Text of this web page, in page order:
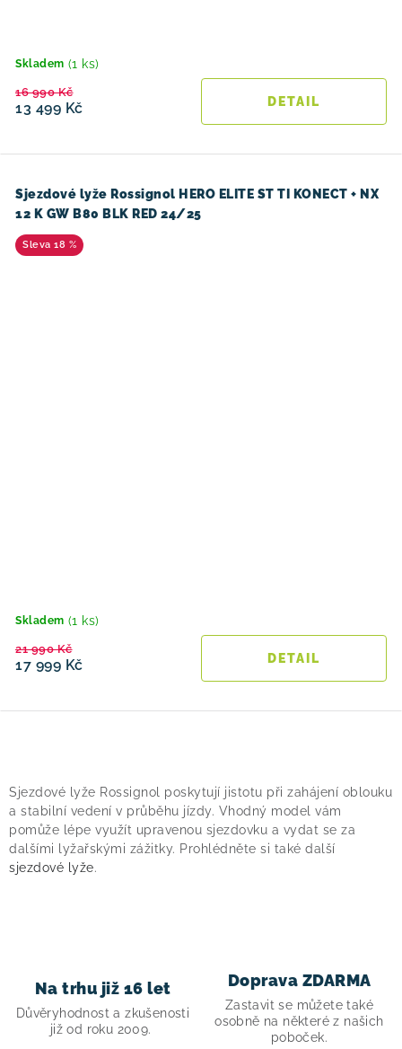
Skladem (1 ks)
13 499 Kč
16 990 Kč
Sjezdové lyže Rossignol HERO ELITE ST TI KONECT + NX
12 K GW B80 BLK RED 24/25
18 %
Skladem (1 ks)
17 999 Kč
21 990 Kč
v
l
á
d
a
k
Sjezdové lyže Rossignol poskytují jistotu při zahájení oblouku
a stabilní vedení v průběhu jízdy. Vhodný model vám
pomůže lépe využít upravenou sjezdovku a vydat se za
dalšími lyžařskými zážitky. Prohlédněte si také další
sjezdové lyže.
Na trhu již 16 let
Důvěryhodnost a zkušenosti
již od roku 2009.
Doprava ZDARMA
Zastavit se můžete také
osobně na některé z našich
poboček.